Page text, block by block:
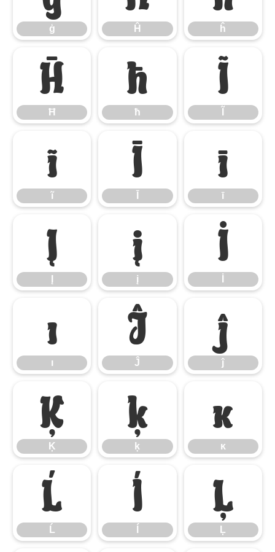
ģ Ĥ ĥ
Ħ
Ħ
ħ
ħ
Ĩ
ĩ
ĩ
Ī ī
ī
Į į
į
İ
ı
ı
Ĵ
Ĵ
ĵ
ĵ
Ķ
Ķ
ķ
ķ
ĸ
ĸ
Ĺ
Ĺ
ĺ Ļ
Ļ